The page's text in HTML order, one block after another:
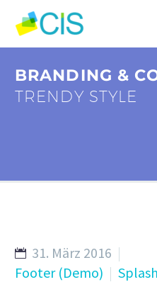
BRANDING &
TRENDY STYLE
31. März 2016
Footer (Demo)